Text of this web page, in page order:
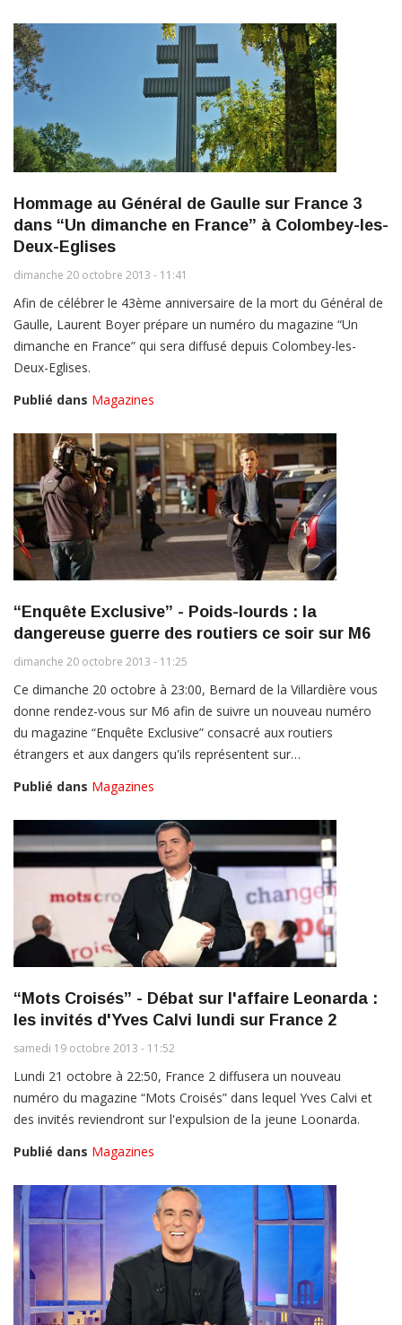
Hommage au Général de Gaulle sur France 3
dans “Un dimanche en France” à Colombey-les-
Deux-Eglises
dimanche 20 octobre 2013 - 11:41
Afin de célébrer le 43ème anniversaire de la mort du Général de
Gaulle, Laurent Boyer prépare un numéro du magazine “Un
dimanche en France” qui sera diffusé depuis Colombey-les-
Deux-Eglises.
Publié dans Magazines
“Enquête Exclusive” - Poids-lourds : la
dangereuse guerre des routiers ce soir sur M6
dimanche 20 octobre 2013 - 11:25
Ce dimanche 20 octobre à 23:00, Bernard de la Villardière vous
donne rendez-vous sur M6 afin de suivre un nouveau numéro
du magazine “Enquête Exclusive” consacré aux routiers
étrangers et aux dangers qu'ils représentent sur…
Publié dans Magazines
“Mots Croisés” - Débat sur l'affaire Leonarda :
les invités d'Yves Calvi lundi sur France 2
samedi 19 octobre 2013 - 11:52
Lundi 21 octobre à 22:50, France 2 diffusera un nouveau
numéro du magazine “Mots Croisés” dans lequel Yves Calvi et
des invités reviendront sur l'expulsion de la jeune Loonarda.
Publié dans Magazines